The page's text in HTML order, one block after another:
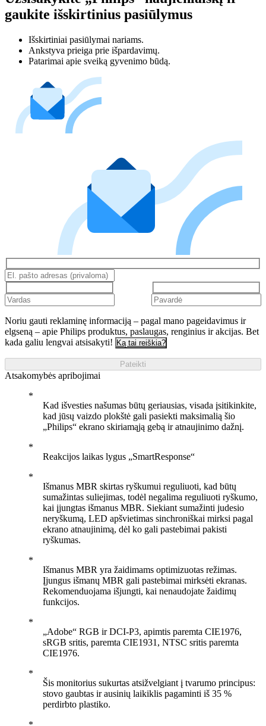
gaukite išskirtinius pasiūlymus
Išskirtiniai pasiūlymai nariams.
Ankstyva prieiga prie išpardavimų.
Patarimai apie sveiką gyvenimo būdą.
Noriu gauti reklaminę informaciją – pagal mano pageidavimus ir
elgseną – apie Philips produktus, paslaugas, renginius ir akcijas. Bet
kada galiu lengvai atsisakyti! Ką tai reiškia?
Pateikti
Atsakomybės apribojimai
Kad išvesties našumas būtų geriausias, visada įsitikinkite,
kad jūsų vaizdo plokštė gali pasiekti maksimalią šio
„Philips“ ekrano skiriamąją gebą ir atnaujinimo dažnį.
Reakcijos laikas lygus „SmartResponse“
Išmanus MBR skirtas ryškumui reguliuoti, kad būtų
sumažintas suliejimas, todėl negalima reguliuoti ryškumo,
kai įjungtas išmanus MBR. Siekiant sumažinti judesio
neryškumą, LED apšvietimas sinchroniškai mirksi pagal
ekrano atnaujinimą, dėl ko gali pastebimai pakisti
ryškumas.
Išmanus MBR yra žaidimams optimizuotas režimas.
Įjungus išmanų MBR gali pastebimai mirksėti ekranas.
Rekomenduojama išjungti, kai nenaudojate žaidimų
funkcijos.
„Adobe“ RGB ir DCI-P3, apimtis paremta CIE1976,
sRGB sritis, paremta CIE1931, NTSC sritis paremta
CIE1976.
Šis monitorius sukurtas atsižvelgiant į tvarumo principus:
stovo gaubtas ir ausinių laikiklis pagaminti iš 35 %
perdirbto plastiko.